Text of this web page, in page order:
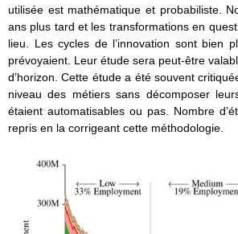
utilisée est mathématique et probabiliste.
ans plus tard et les transformations en
lieu. Les cycles de l’innovation sont bien
prévoyaient. Leur étude sera peut-être
d’horizon. Cette étude a été souvent
niveau des métiers sans décomposer
étaient automatisables ou pas. Nombre
repris en la corrigeant cette méthodologie.